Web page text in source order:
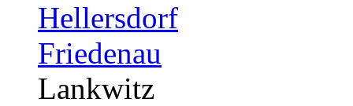
Hellersdorf
Friedenau
Lankwitz